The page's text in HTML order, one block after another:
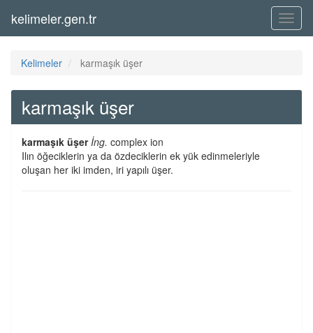
Menü
kelimeler.gen.tr
Kelimeler karmaşık üşer
karmaşık üşer
karmaşık üşerİng. complex ion
Ilın öğeciklerin ya da özdeciklerin ek yük edinmeleriyle
oluşan her iki imden, iri yapılı üşer.